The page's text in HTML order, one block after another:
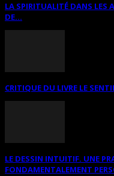
LA SPIRITUALITÉ DANS LES
DE...
CRITIQUE DU LIVRE LE
LE DESSIN INTUITIF. UNE
FONDAMENTALEMENT